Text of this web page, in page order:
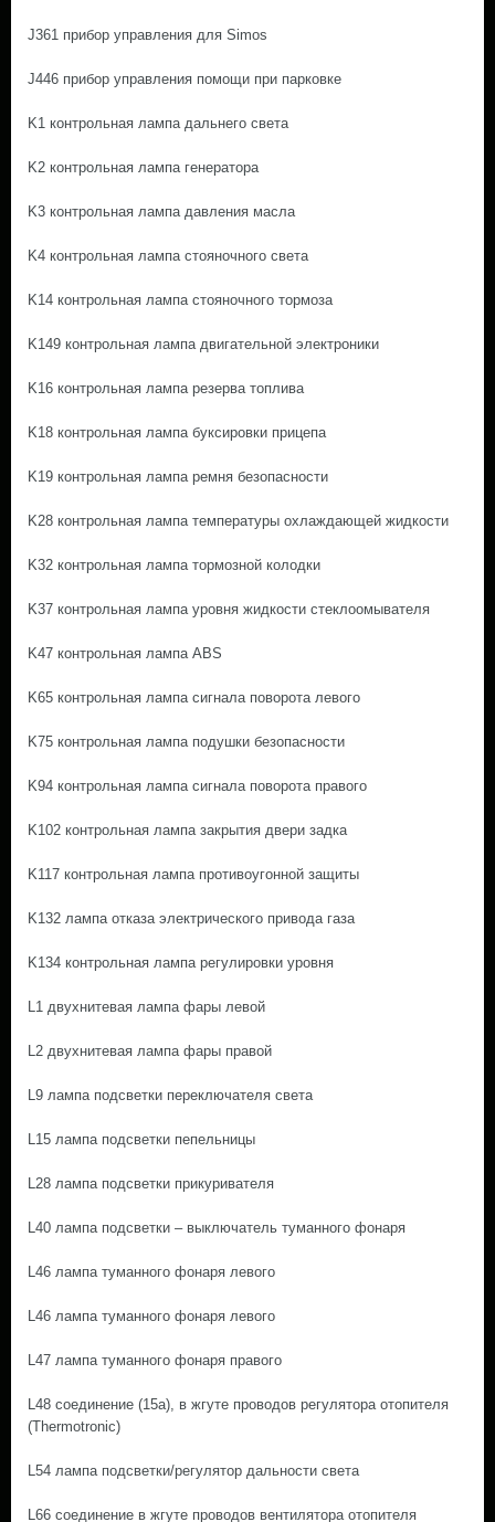
J361 прибор управления для Simos
J446 прибор управления помощи при парковке
K1 контрольная лампа дальнего света
K2 контрольная лампа генератора
K3 контрольная лампа давления масла
K4 контрольная лампа стояночного света
K14 контрольная лампа стояночного тормоза
K149 контрольная лампа двигательной электроники
K16 контрольная лампа резерва топлива
K18 контрольная лампа буксировки прицепа
K19 контрольная лампа ремня безопасности
K28 контрольная лампа температуры охлаждающей жидкости
K32 контрольная лампа тормозной колодки
K37 контрольная лампа уровня жидкости стеклоомывателя
K47 контрольная лампа ABS
K65 контрольная лампа сигнала поворота левого
K75 контрольная лампа подушки безопасности
K94 контрольная лампа сигнала поворота правого
K102 контрольная лампа закрытия двери задка
K117 контрольная лампа противоугонной защиты
K132 лампа отказа электрического привода газа
K134 контрольная лампа регулировки уровня
L1 двухнитевая лампа фары левой
L2 двухнитевая лампа фары правой
L9 лампа подсветки переключателя света
L15 лампа подсветки пепельницы
L28 лампа подсветки прикуривателя
L40 лампа подсветки – выключатель туманного фонаря
L46 лампа туманного фонаря левого
L46 лампа туманного фонаря левого
L47 лампа туманного фонаря правого
L48 соединение (15а), в жгуте проводов регулятора отопителя
(Thermotronic)
L54 лампа подсветки/регулятор дальности света
L66 соединение в жгуте проводов вентилятора отопителя